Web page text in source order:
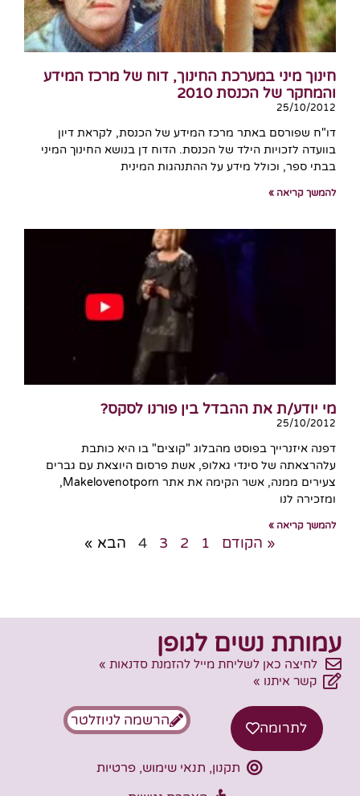
חינוך מיני במערכת החינוך, דוח של מרכז המידע
והמחקר של הכנסת 2010
25/10/2012
דו"ח שפורסם באתר מרכז המידע של הכנסת, לקראת דיון
בוועדה לזכויות הילד של הכנסת. הדוח דן בנושא החינוך המיני
בבתי ספר, וכולל מידע על ההתנהגות המינית
להמשך קריאה »
מי יודע/ת את ההבדל בין פורנו לסקס?
25/10/2012
דפנה איזנרייך בפוסט מהבלוג "קוצים" בו היא כותבת
עלהרצאתה של סינדי גאלופ, אשת פרסום היוצאת עם גברים
צעירים ממנה, אשר הקימה את אתר Makelovenotporn,
ומזכירה לנו
להמשך קריאה »
« הקודם 1
2
3
4 הבא »
עמותת נשים לגופן
לחיצה כאן לשליחת מייל להזמנת סדנאות »
קשר איתנו »
לתרומה הרשמה לניוזלטר
תקנון, תנאי שימוש, פרטיות